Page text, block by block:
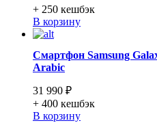
+ 250 кешбэк
В корзину
Смартфон Samsung
Arabic
31 990 ₽
+ 400 кешбэк
В корзину